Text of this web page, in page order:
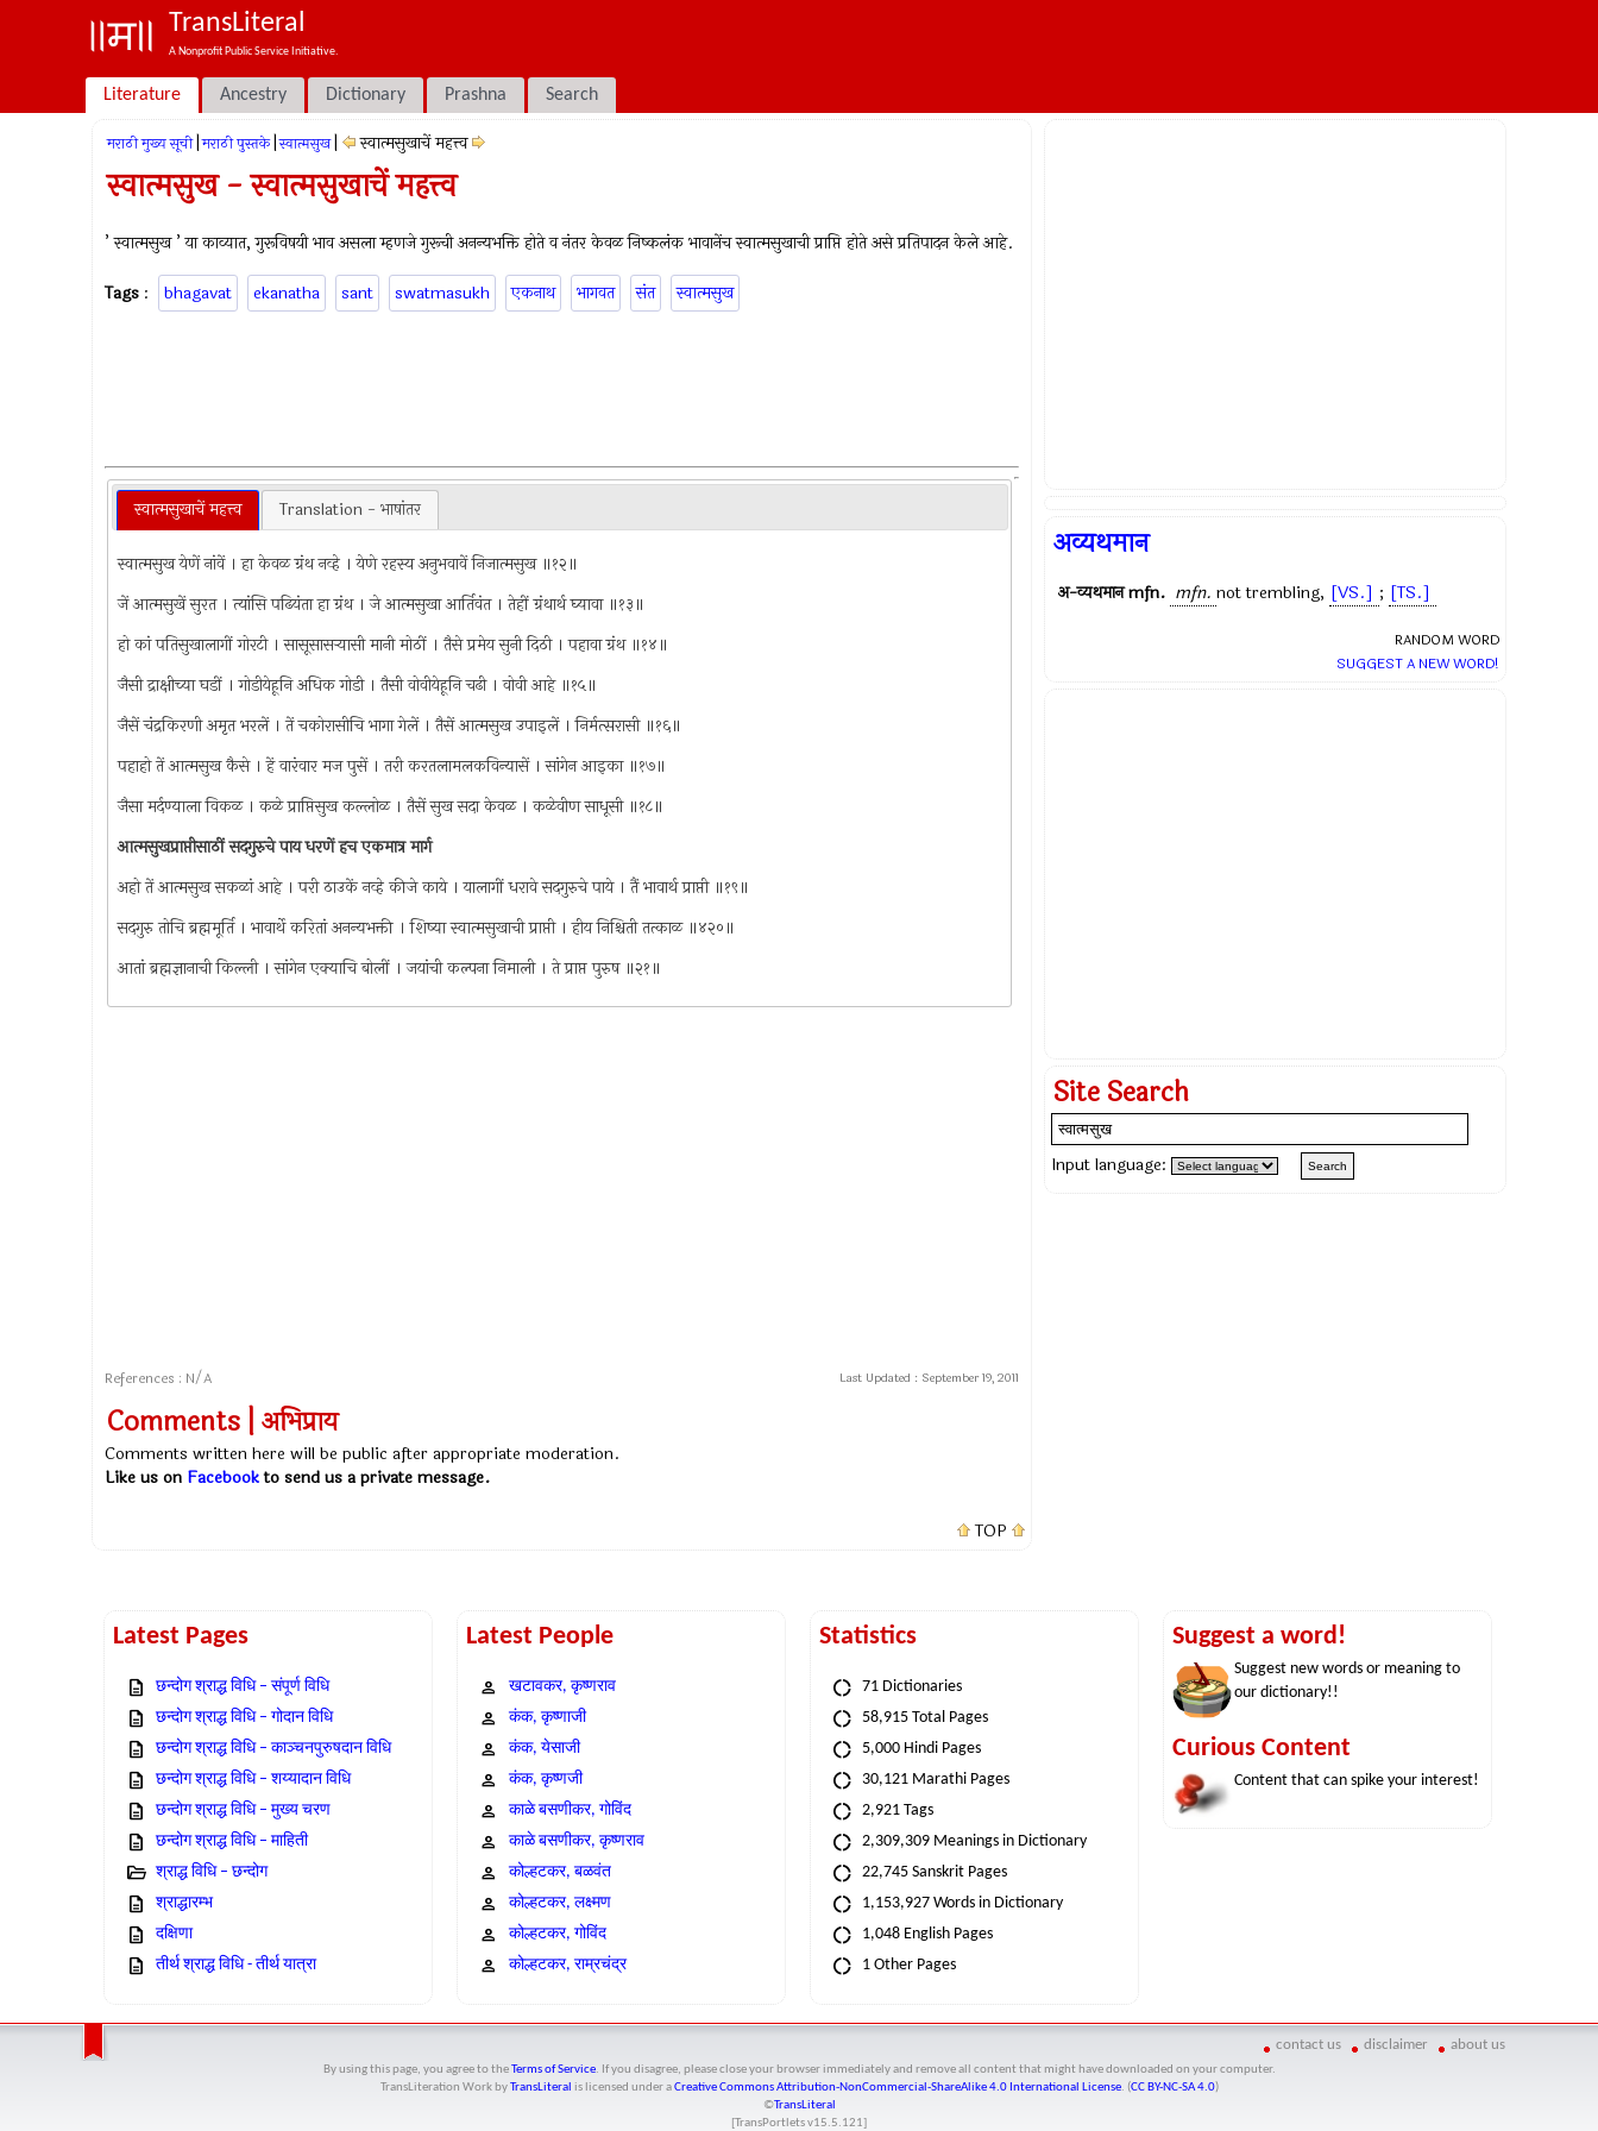
TransLiteral
A Nonprofit Public Service Initiative.
Literature Ancestry Dictionary Prashna Search
मराठी मुख्य सूची मराठी पुस्तके स्वात्मसुख स्वात्मसुखाचें महत्त्व
स्वात्मसुख - स्वात्मसुखाचें महत्त्व
’ स्वात्मसुख ’ या काव्यात, गुरूविषयी भाव असला म्हणजे गुरूची अनन्यभक्ति होते व नंतर केवळ निष्कलंक भावानेंच स्वात्मसुखाची प्राप्ति होते असे प्रतिपादन केले आहे.
Tags : bhagavat ekanatha sant swatmasukh एकनाथ भागवत संत स्वात्मसुख
स्वात्मसुखाचें महत्त्व Translation - भाषांतर
स्वात्मसुख येणें नांवें । हा केवळ ग्रंथ नव्हे । येणे रहस्य अनुभवावें निजात्मसुख ॥१२॥
जें आत्मसुखें सुरत । त्यांसि पढियंता हा ग्रंथ । जे आत्मसुखा आर्तिवंत । तेहीं ग्रंथार्थ घ्यावा ॥१३॥
हो कां पतिसुखालागीं गोरटी । सासूसासर्‍यासी मानी मोठीं । तैसे प्रमेय सुनी दिठी । पहावा ग्रंथ ॥१४॥
जैसी द्राक्षीच्या घडीं । गोडीयेहूनि अधिक गोडी । तैसी वोवीयेहूनि चढी । वोवी आहे ॥१५॥
जैसें चंद्रकिरणी अमृत भरलें । तें चकोरासीचि भागा गेलें । तैसें आत्मसुख उपाइलें । निर्मत्सरासी ॥१६॥
पहाहो तें आत्मसुख कैसे । हें वारंवार मज पुसें । तरी करतलामलकविन्यासें । सांगेन आइका ॥१७॥
जैसा मर्दण्याला विकळ । कळे प्राप्तिसुख कल्लोळ । तैसें सुख सदा केवळ । कळेवीण साधूसी ॥१८॥
आत्मसुखप्राप्तीसाठीं सदगुरुचे पाय धरणें हच एकमात्र मार्ग
अहो तें आत्मसुख सकळां आहे । परी ठाउकें नव्हे कीजे काये । यालागीं धरावे सदगुरुचे पाये । तैं भावार्थ प्राप्ती ॥१९॥
सदगुरु तोचि ब्रह्ममूर्ति । भावार्थे करितां अनन्यभक्ती । शिष्या स्वात्मसुखाची प्राप्ती । हीय निश्चिती तत्काळ ॥४२०॥
आतां ब्रह्मज्ञानाची किल्ली । सांगेन एक्याचि बोलीं । जयांची कल्पना निमाली । ते प्राप्त पुरुष ॥२१॥
References : N/A Last Updated : September 19, 2011
Comments | अभिप्राय
Comments written here will be public after appropriate moderation.
Like us on Facebookto send us a private message.
TOP
अव्यथमान
अ-व्यथमानmfn. mfn. not trembling, [VS.] ; [TS.]
RANDOM WORD
SUGGEST A NEW WORD!
Site Search
Input language:
Latest Pages
छन्दोग श्राद्ध विधि – संपूर्ण विधि
छन्दोग श्राद्ध विधि – गोदान विधि
छन्दोग श्राद्ध विधि – काञ्चनपुरुषदान विधि
छन्दोग श्राद्ध विधि – शय्यादान विधि
छन्दोग श्राद्ध विधि – मुख्य चरण
छन्दोग श्राद्ध विधि – माहिती
श्राद्ध विधि – छन्दोग
श्राद्धारम्भ
दक्षिणा
तीर्थ श्राद्ध विधि - तीर्थ यात्रा
Latest People
खटावकर, कृष्णराव
कंक, कृष्णाजी
कंक, येसाजी
कंक, कृष्णजी
काळे बसणीकर, गोविंद
काळे बसणीकर, कृष्णराव
कोल्हटकर, बळवंत
कोल्हटकर, लक्ष्मण
कोल्हटकर, गोविंद
कोल्हटकर, राम्रचंद्र
Statistics
71 Dictionaries
58,915 Total Pages
5,000 Hindi Pages
30,121 Marathi Pages
2,921 Tags
2,309,309 Meanings in Dictionary
22,745 Sanskrit Pages
1,153,927 Words in Dictionary
1,048 English Pages
1 Other Pages
Suggest a word!
Suggest new words or meaning to
our dictionary!!
Curious Content
Content that can spike your interest!
contact us disclaimer about us
By using this page, you agree to the Terms of Service. If you disagree, please close your browser immediately and remove all content that might have downloaded on your computer.
TransLiteration Workby TransLiteral is licensed under aCreative Commons Attribution-NonCommercial-ShareAlike 4.0 International License. (CC BY-NC-SA 4.0)
©TransLiteral
[TransPortlets v15.5.121